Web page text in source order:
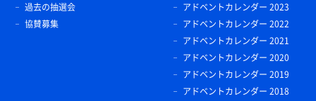
過去の抽選会
協賛募集
アドベントカレンダー 2023
アドベントカレンダー 2022
アドベントカレンダー 2021
アドベントカレンダー 2020
アドベントカレンダー 2019
アドベントカレンダー 2018